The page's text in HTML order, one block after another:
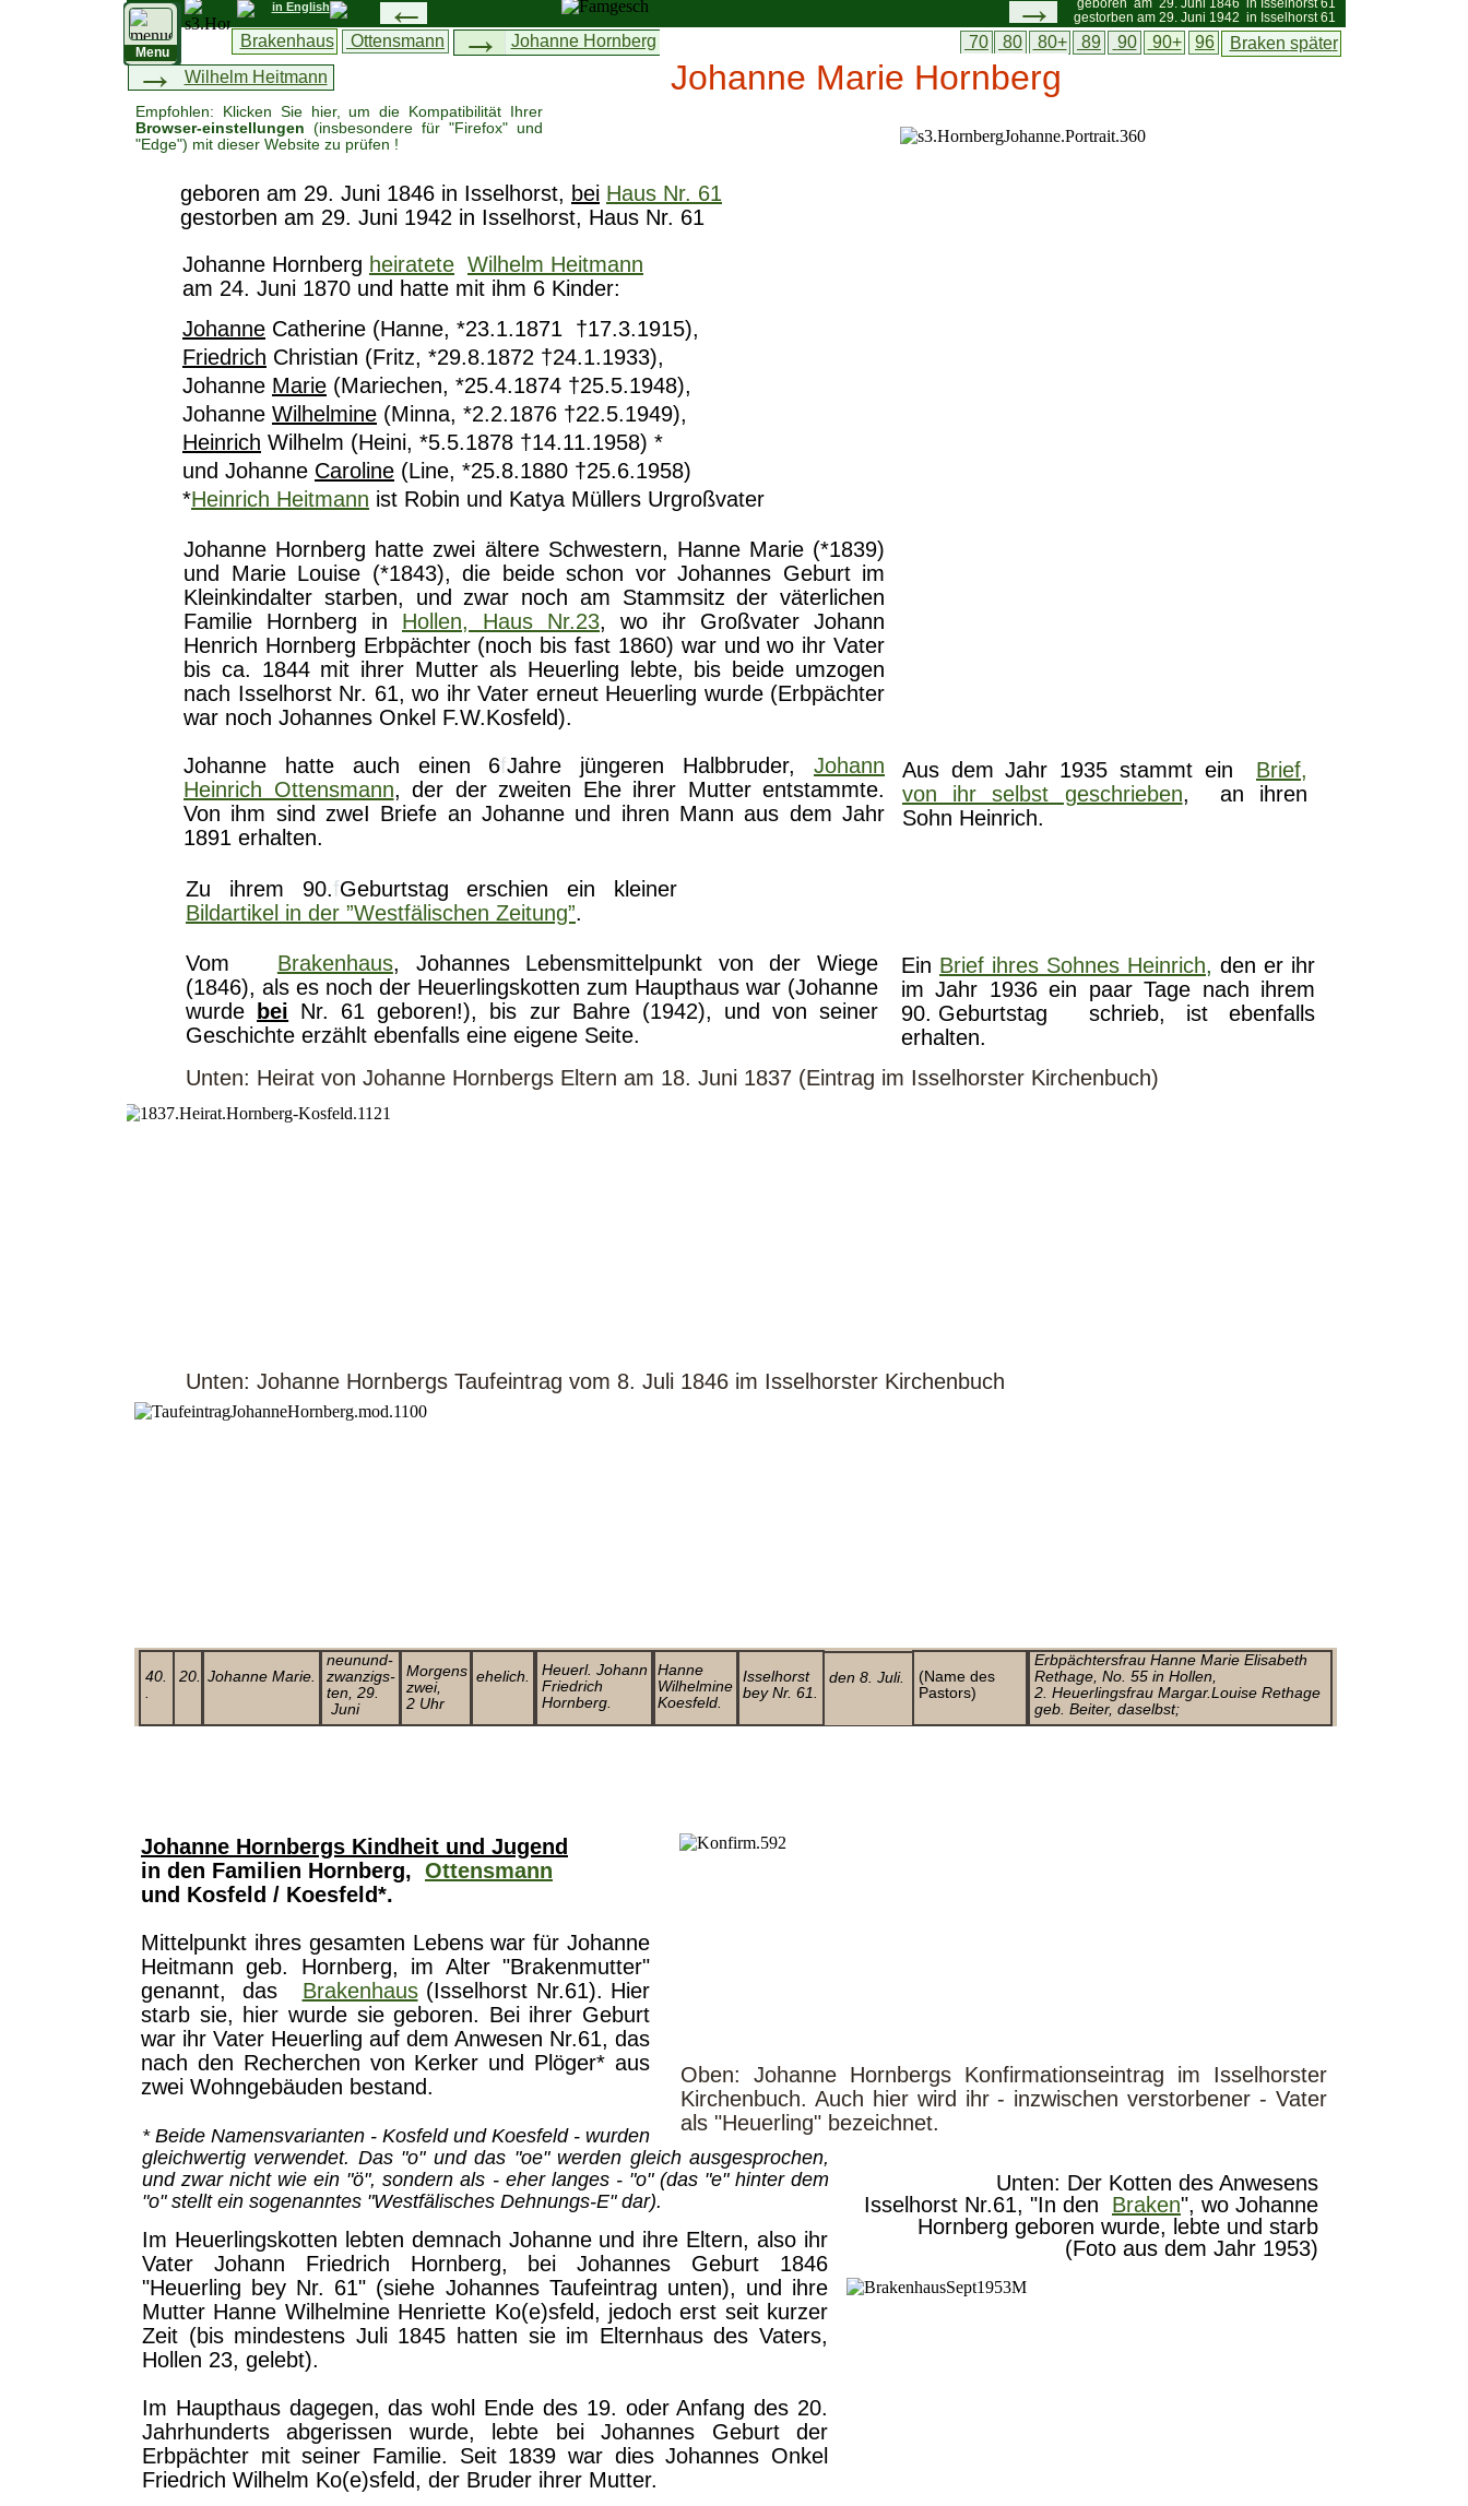
in English
geboren am 29. Juni 1846 in Isselhorst 61
gestorben am 29. Juni 1942 in Isselhorst 61
← →
Brakenhaus Ottensmann 70 80 90 96 Braken später
90+
80+ 89
→ Johanne Hornberg
Johanne Marie Hornberg
→ Wilhelm Heitmann
Johanne Hornberg hatte zwei ältere Schwestern, Hanne Marie (*1839)
und Marie Louise (*1843), die beide schon vor Johannes Geburt im
Kleinkindalter starben, und zwar noch am Stammsitz der väterlichen
Familie Hornberg in Hollen, Haus Nr.23, wo ihr Großvater Johann
Henrich Hornberg Erbpächter (noch bis fast 1860) war und wo ihr Vater
bis ca. 1844 mit ihrer Mutter als Heuerling lebte, bis beide umzogen
nach Isselhorst Nr. 61, wo ihr Vater erneut Heuerling wurde (Erbpächter
war noch Johannes Onkel F.W.Kosfeld).
Johanne hatte auch einen 6fJahre jüngeren Halbbruder,Johann
Heinrich Ottensmann, der der zweiten Ehe ihrer Mutter entstammte.
Von ihm sind zweI Briefe an Johanne und ihren Mann aus dem Jahr
1891 erhalten.
Ein Brief ihres Sohnes Heinrich, den er ihr
im Jahr 1936 ein paar Tage nach ihrem
90. Geburtstag schrieb, ist ebenfalls
erhalten.
Aus dem Jahr 1935 stammt ein Brief,
von ihr selbst geschrieben, an ihren
Sohn Heinrich.
Johanne Hornberg heiratete Wilhelm Heitmann
am 24. Juni 1870 und hatte mit ihm 6 Kinder:
Johanne Catherine (Hanne, *23.1.1871 †17.3.1915),
Friedrich Christian (Fritz, *29.8.1872 †24.1.1933),
Johanne Marie (Mariechen, *25.4.1874 †25.5.1948),
Johanne Wilhelmine (Minna, *2.2.1876 †22.5.1949),
Heinrich Wilhelm (Heini, *5.5.1878 †14.11.1958) *
und Johanne Caroline (Line, *25.8.1880 †25.6.1958)
*Heinrich Heitmann ist Robin und Katya Müllers Urgroßvater
Johanne Hornbergs Kindheit und Jugend
in den Familien Hornberg, Ottensmann
und Kosfeld / Koesfeld*.
Mittelpunkt ihres gesamten Lebens war für Johanne
Heitmann geb. Hornberg, im Alter "Brakenmutter"
genannt, das Brakenhaus(Isselhorst Nr.61). Hier
starb sie, hier wurde sie geboren. Bei ihrer Geburt
war ihr Vater Heuerling auf dem Anwesen Nr.61, das
nach den Recherchen von Kerker und Plöger* aus
zwei Wohngebäuden bestand.
Unten: Johanne Hornbergs Taufeintrag vom 8. Juli 1846 im Isselhorster Kirchenbuch
Unten: Der Kotten des Anwesens
Isselhorst Nr.61, "In den Braken", wo Johanne
Hornberg geboren wurde, lebte und starb
(Foto aus dem Jahr 1953)
Oben: Johanne Hornbergs Konfirmationseintrag im Isselhorster
Kirchenbuch. Auch hier wird ihr - inzwischen verstorbener - Vater
als "Heuerling" bezeichnet.
neunund-
zwanzigs-
ten, 29.
Juni
Johanne Marie.
Morgens
zwei,
2 Uhr
40.
ehelich.
Heuerl. Johann
Friedrich
Hornberg.
Hanne
Wilhelmine
Koesfeld.
Isselhorst
bey Nr. 61.
den 8. Juli.
(Name des
Pastors)
Erbpächtersfrau Hanne Marie Elisabeth
Rethage, No. 55 in Hollen,
2. Heuerlingsfrau Margar.Louise Rethage
geb. Beiter, daselbst;
20.
geboren am 29. Juni 1846 in Isselhorst, bei Haus Nr. 61
gestorben am 29. Juni 1942 in Isselhorst, Haus Nr. 61
Zu ihrem 90.fGeburtstag erschien ein kleiner
Bildartikel in der ”Westfälischen Zeitung”.
Empfohlen: Klicken Sie hier, um die Kompatibilität Ihrer
Browser-einstellungen (insbesondere für "Firefox" und
"Edge") mit dieser Website zu prüfen !
Unten: Heirat von Johanne Hornbergs Eltern am 18. Juni 1837 (Eintrag im Isselhorster Kirchenbuch)
Im Heuerlingskotten lebten demnach Johanne und ihre Eltern, also ihr
Vater Johann Friedrich Hornberg, bei Johannes Geburt 1846
"Heuerling bey Nr. 61" (siehe Johannes Taufeintrag unten), und ihre
Mutter Hanne Wilhelmine Henriette Ko(e)sfeld, jedoch erst seit kurzer
Zeit (bis mindestens Juli 1845 hatten sie im Elternhaus des Vaters,
Hollen 23, gelebt).
Im Haupthaus dagegen, das wohl Ende des 19. oder Anfang des 20.
Jahrhunderts abgerissen wurde, lebte bei Johannes Geburt der
Erbpächter mit seiner Familie. Seit 1839 war dies Johannes Onkel
Friedrich Wilhelm Ko(e)sfeld, der Bruder ihrer Mutter.
Vom Brakenhaus, Johannes Lebensmittelpunkt von der Wiege
(1846), als es noch der Heuerlingskotten zum Haupthaus war (Johanne
wurde
bei Nr. 61 geboren!), bis zur Bahre (1942), und von seiner
Geschichte erzählt ebenfalls eine eigene Seite.
* Beide Namensvarianten - Kosfeld und Koesfeld - wurden
gleichwertig verwendet. Das "o" und das "oe" werden gleich ausgesprochen,
und zwar nicht wie ein "ö", sondern als - eher langes - "o" (das "e" hinter dem
"o" stellt ein sogenanntes "Westfälisches Dehnungs-E" dar).
Menu